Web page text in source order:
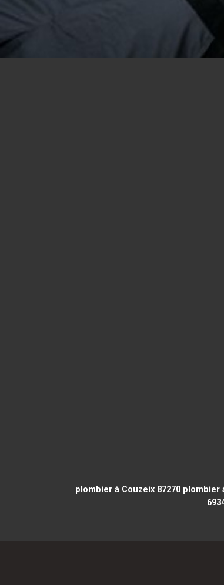
plombier à Couzeix 87270plombier